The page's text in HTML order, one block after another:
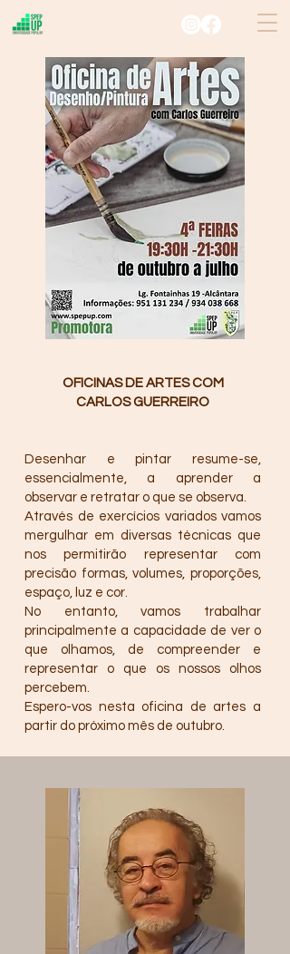
OFICINAS DE ARTES COM
CARLOS GUERREIRO
Desenhar e pintar resume-se,
essencialmente, a aprender a
observar e retratar o que se observa.
Através de exercícios variados vamos
mergulhar em diversas técnicas que
nos permitirão representar com
precisão formas, volumes, proporções,
espaço, luz e cor.
No entanto, vamos trabalhar
principalmente a capacidade de ver o
que olhamos, de compreender e
representar o que os nossos olhos
percebem.
Espero-vos nesta oficina de artes a
partir do próximo mês de outubro.